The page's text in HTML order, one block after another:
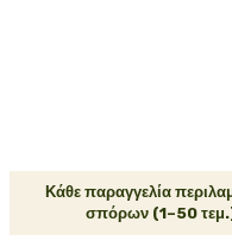
Κάθε παραγγελία
σπόρων (1–50